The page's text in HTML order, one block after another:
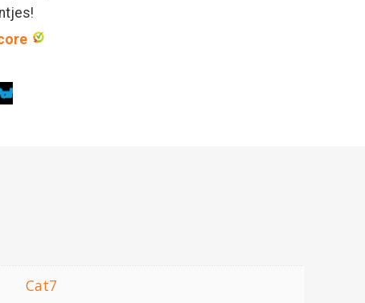
Cat7